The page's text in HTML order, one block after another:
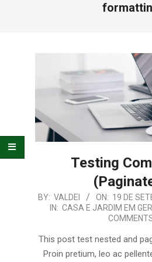
DECORAÇÃO,
Testing
2018-
BY: VALDEI ON: 19 DE
IN: CASA E JARDIM EM
This post test nested and
Proin pretium, leo ac